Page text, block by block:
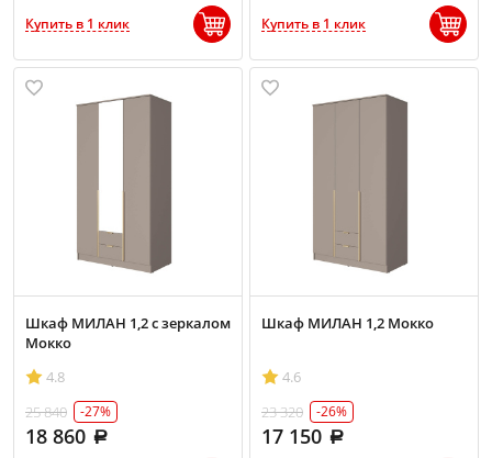
Купить в 1 клик Купить в 1 клик
Шкаф МИЛАН 1,2 с зеркалом
Мокко
4.8
25 840
-27%
18 860
Шкаф МИЛАН 1,2 Мокко
4.6
23 320
-26%
17 150